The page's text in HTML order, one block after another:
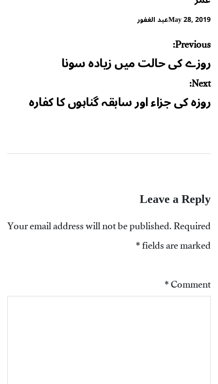
May 28, 2019عبد الغفور
Post
navigation
Previous:
روزے کی حالت میں زیادہ سونا
Next:
روزہ کی جزاء اور سابقہ گناہوں کا کفارہ
Leave a Reply
Your email address will not be published.Required
fields are marked
*
Comment
*